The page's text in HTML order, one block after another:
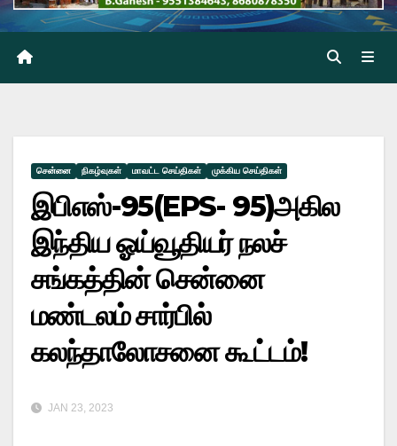
சென்னை நிகழ்வுகள் மாவட்ட செய்திகள் முக்கிய செய்திகள்
இபிஎஸ்-95(EPS- 95)அகில
இந்திய ஓய்வூதியர் நலச்
சங்கத்தின் சென்னை
மண்டலம் சார்பில்
கலந்தாலோசனை கூட்டம்!
JAN 23, 2023